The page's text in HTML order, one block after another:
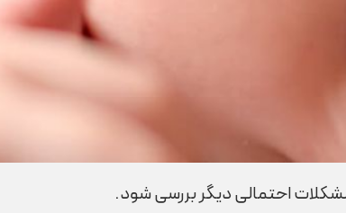
احتمالی دیگر بررسی شود.